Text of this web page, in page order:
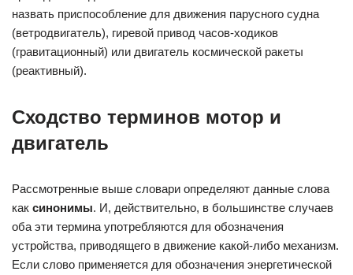
назвать приспособление для движения парусного судна
(ветродвигатель), гиревой привод часов-ходиков
(гравитационный) или двигатель космической ракеты
(реактивный).
Сходство терминов мотор и
двигатель
Рассмотренные выше словари определяют данные слова
как синонимы. И, действительно, в большинстве случаев
оба эти термина употребляются для обозначения
устройства, приводящего в движение какой-либо механизм.
Если слово применяется для обозначения энергетической